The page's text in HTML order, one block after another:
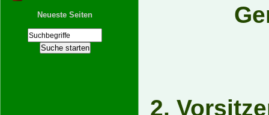
Neueste Seiten
2.